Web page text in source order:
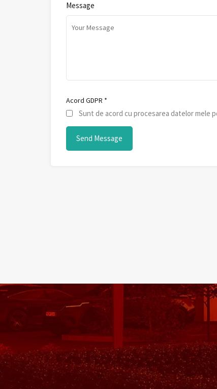
Message
Acord GDPR *
Sunt de acord cu procesarea datelor mele